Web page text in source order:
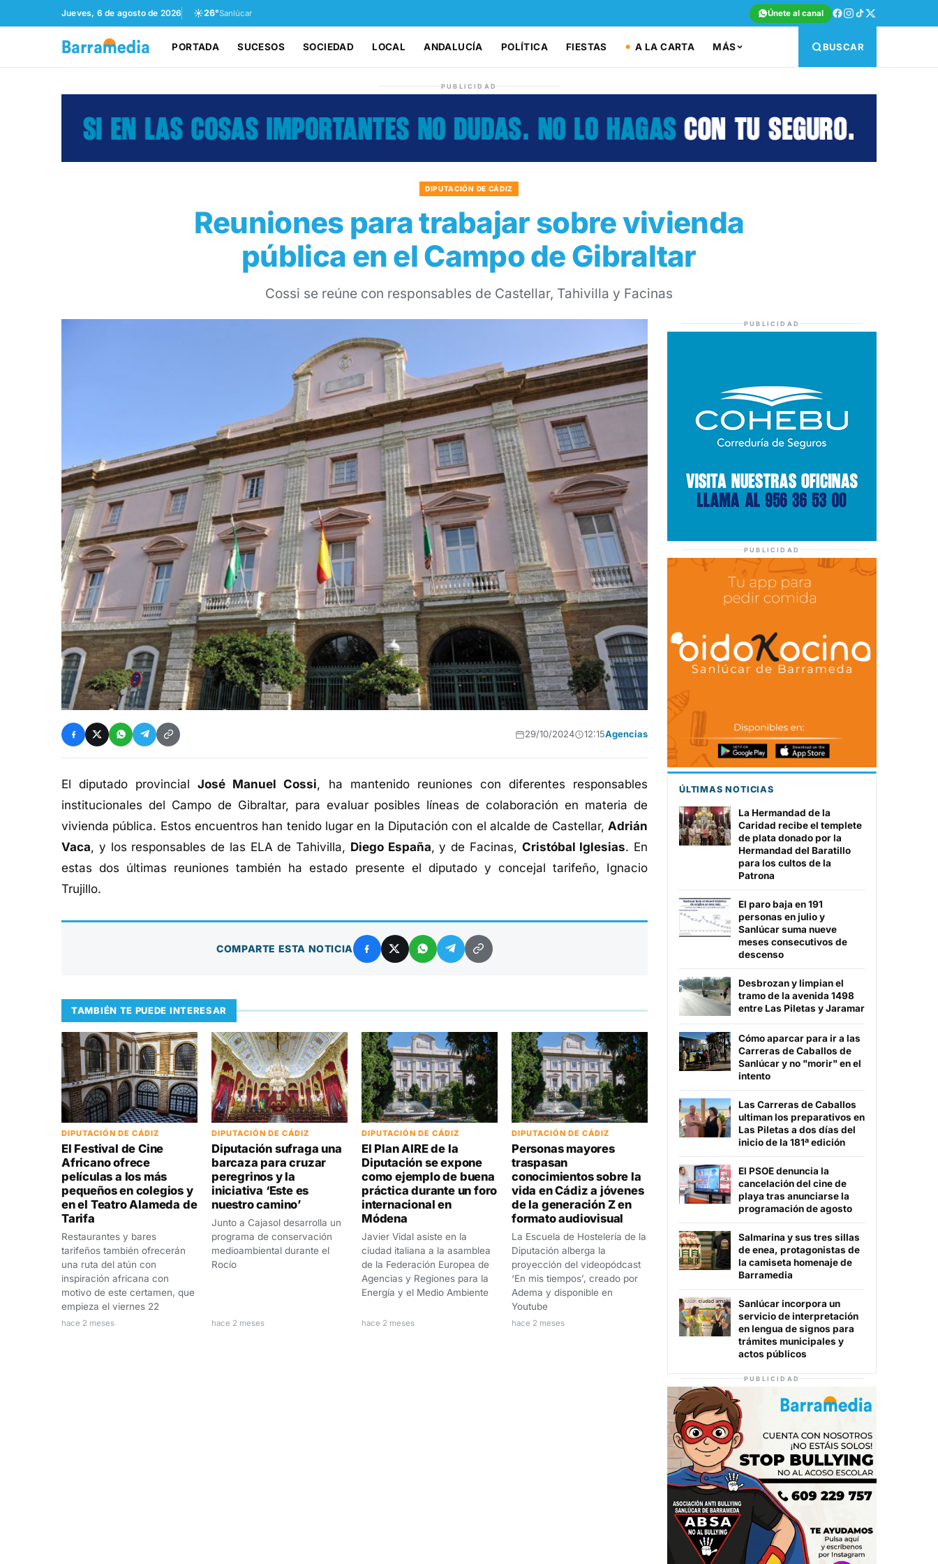
Jueves, 6 de agosto de 2026 ☀️26°Sanlúcar Únete al canal
PORTADA SUCESOS SOCIEDAD LOCAL ANDALUCÍA POLÍTICA FIESTAS A LA CARTA MÁS BUSCAR
PUBLICIDAD
DIPUTACIÓN DE CÁDIZ
Reuniones para trabajar sobre vivienda
pública en el Campo de Gibraltar
Cossi se reúne con responsables de Castellar, Tahivilla y Facinas
29/10/2024 12:15Agencias
El diputado provincialJosé Manuel Cossi, ha mantenido reuniones con diferentes responsables
institucionales del Campo de Gibraltar, para evaluar posibles líneas de colaboración en materia de
vivienda pública. Estos encuentros han tenido lugar en la Diputación con el alcalde de Castellar, Adrián
Vaca, y los responsables de las ELA de Tahivilla, Diego España, y de Facinas, Cristóbal Iglesias. En
estas dos últimas reuniones también ha estado presente el diputado y concejal tarifeño, Ignacio
Trujillo.
COMPARTE ESTA NOTICIA
TAMBIÉN TE PUEDE INTERESAR
DIPUTACIÓN DE CÁDIZ
El Festival de Cine
Africano ofrece
películas a los más
pequeños en colegios y
en el Teatro Alameda de
Tarifa
Restaurantes y bares
tarifeños también ofrecerán
una ruta del atún con
inspiración africana con
motivo de este certamen, que
empieza el viernes 22
hace 2 meses
DIPUTACIÓN DE CÁDIZ
Diputación sufraga una
barcaza para cruzar
peregrinos y la
iniciativa ‘Este es
nuestro camino’
Junto a Cajasol desarrolla un
programa de conservación
medioambiental durante el
Rocío
hace 2 meses
DIPUTACIÓN DE CÁDIZ
El Plan AIRE de la
Diputación se expone
como ejemplo de buena
práctica durante un foro
internacional en
Módena
Javier Vidal asiste en la
ciudad italiana a la asamblea
de la Federación Europea de
Agencias y Regiones para la
Energía y el Medio Ambiente
hace 2 meses
DIPUTACIÓN DE CÁDIZ
Personas mayores
traspasan
conocimientos sobre la
vida en Cádiz a jóvenes
de la generación Z en
formato audiovisual
La Escuela de Hostelería de la
Diputación alberga la
proyección del videopódcast
‘En mis tiempos’, creado por
Adema y disponible en
Youtube
hace 2 meses
PUBLICIDAD
PUBLICIDAD
ÚLTIMAS NOTICIAS
La Hermandad de la
Caridad recibe el templete
de plata donado por la
Hermandad del Baratillo
para los cultos de la
Patrona
El paro baja en 191
personas en julio y
Sanlúcar suma nueve
meses consecutivos de
descenso
Desbrozan y limpian el
tramo de la avenida 1498
entre Las Piletas y Jaramar
Cómo aparcar para ir a las
Carreras de Caballos de
Sanlúcar y no "morir" en el
intento
Las Carreras de Caballos
ultiman los preparativos en
Las Piletas a dos días del
inicio de la 181ª edición
El PSOE denuncia la
cancelación del cine de
playa tras anunciarse la
programación de agosto
Salmarina y sus tres sillas
de enea, protagonistas de
la camiseta homenaje de
Barramedia
Sanlúcar incorpora un
servicio de interpretación
en lengua de signos para
trámites municipales y
actos públicos
PUBLICIDAD